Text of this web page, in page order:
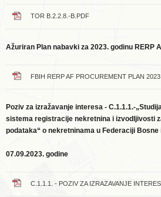
TOR B.2.2.8.-B.PDF
Ažuriran Plan nabavki za 2023. godinu RERP
FBIH RERP AF PROCUREMENT PLAN
Poziv za izražavanje interesa - C.1.1.1.-
sistema registracije nekretnina i izvodljivosti
podataka“ o nekretninama u Federaciji
07.09.2023. godine
C.1.1.1. - POZIV ZA IZRAZAVANJE